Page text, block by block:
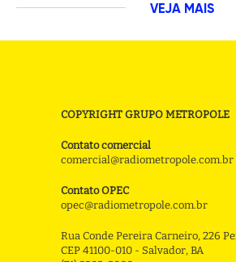
VEJA MAIS
COPYRIGHT GRUPO METROPOLE
Contato comercial
comercial@radiometropole.com.br
Contato OPEC
opec@radiometropole.com.br
Rua Conde Pereira Carneiro, 226
CEP 41100-010 - Salvador, BA